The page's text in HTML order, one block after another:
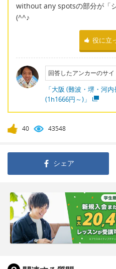
without any spotsの部分が「
(^^♪
役に立
回答したアンカーのサイ
「大阪 (難波・堺・河
(1h1666円～)」
40 43548
シェア